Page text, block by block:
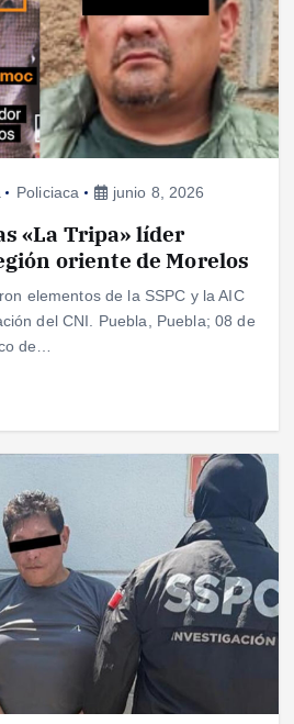
Policiaca junio 8, 2026
«La Tripa» líder
oriente de Morelos
elementos de la SSPC y la AIC
del CNI. Puebla, Puebla; 08 de
de…